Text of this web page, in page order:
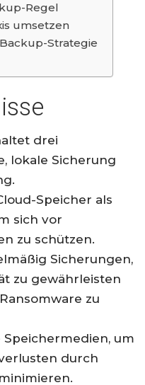
Regel
umsetzen
Strategie
drei
lokale Sicherung
Speicher als
sich vor
zu schützen.
Sicherungen,
zu gewährleisten
zu
Speichermedien, um
durch